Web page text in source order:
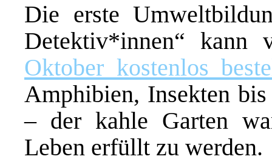
Die erste
Detektiv*innen“
Oktober kostenlos
Amphibien, Insekten
– der kahle Garten
Leben erfüllt zu werden.